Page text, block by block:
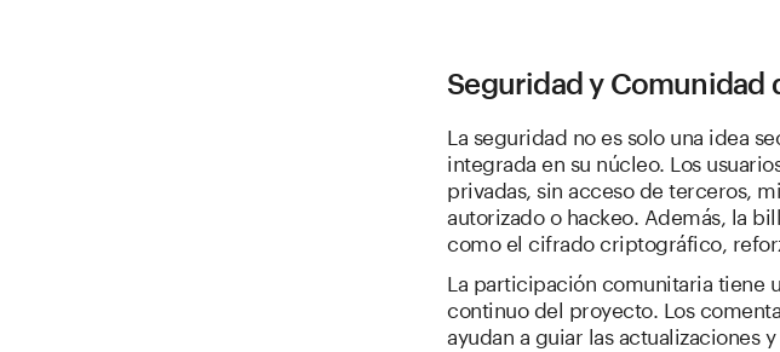
Seguridad y Comunidad
La seguridad no es solo una idea
integrada en su núcleo. Los
privadas, sin acceso de terceros,
autorizado o hackeo. Además, la
como el cifrado criptográfico,
La participación comunitaria tiene
continuo del proyecto. Los
ayudan a guiar las actualizaciones